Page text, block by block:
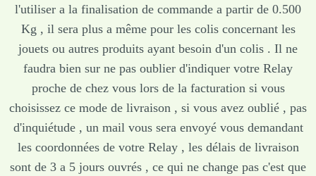
l'utiliser a la finalisation de commande a partir de 0.500
Kg , il sera plus a même pour les colis concernant les
jouets ou autres produits ayant besoin d'un colis . Il ne
faudra bien sur ne pas oublier d'indiquer votre Relay
proche de chez vous lors de la facturation si vous
choisissez ce mode de livraison , si vous avez oublié , pas
d'inquiétude , un mail vous sera envoyé vous demandant
les coordonnées de votre Relay , les délais de livraison
sont de 3 a 5 jours ouvrés , ce qui ne change pas c'est que